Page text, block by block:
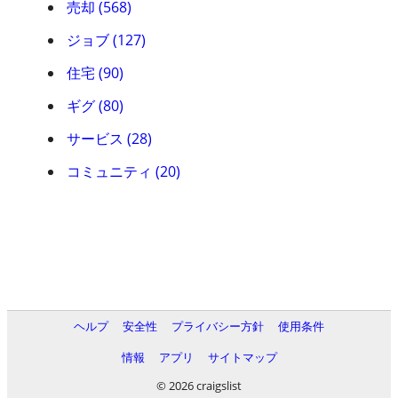
売却 (568)
ジョブ (127)
住宅 (90)
ギグ (80)
サービス (28)
コミュニティ (20)
ヘルプ 安全性 プライバシー方針
使用条件
情報
アプリ
サイトマップ
© 2026 craigslist